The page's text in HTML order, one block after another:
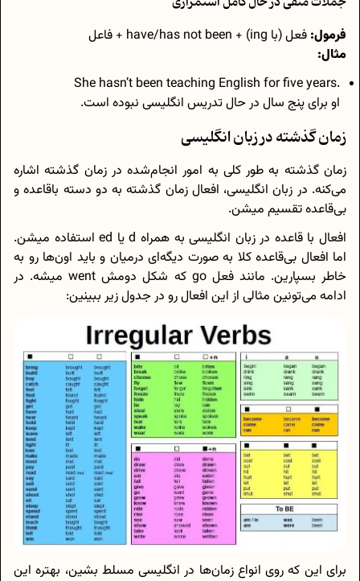
فرمول: فعل (با ing) + have/has not been + فاعل
مثال:
.She hasn’t been teaching English for five years
او برای پنج سال در حال تدریس انگلیسی نبوده است.
زمان گذشته در زبان انگلیسی
زمان گذشته به طور کلی به امور انجام‌شده در زمان گذشته اشاره
می‌کنه. در زبان انگلیسی، افعال زمان گذشته به دو دسته‌ باقاعده و
بی‌قاعده تقسیم میشن.
افعال با قاعده در زبان انگلیسی به همراه d یا ed استفاده میشن.
اما افعال بی‌قاعده کلا به صورت دیگه‌ای درمیان و باید اون‌ها رو به
خاطر بسپارین. مانند فعل go که شکل دومش went میشه. در
ادامه می‌تونین مثالی از این افعال رو در جدول زیر ببینین:
برای این که روی انواع زمان‌ها در انگلیسی مسلط بشین، بهتره این